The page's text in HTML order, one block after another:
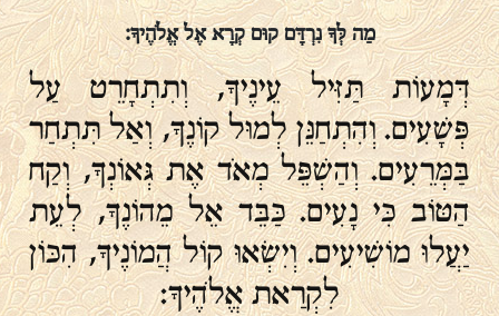
מַה לְּךָ נִרְדָּם קוּם קְרָא אֶל אֱלֹהֶיךָ:
דְּמָעוֹת תַּזִּיל עֵינֶיךָ, וְתִתְחָרֵט עַל
פְּשָׁעִים. וְהִתְחַנֵּן לְמוּל קוֹנֶךָ, וְאַל תִּתְחַר
בַּמְּרֵעִים. וְהַשְׁפֵּל מְאֹד אֶת גְּאוֹנְךָ, וְקַח
הַטּוֹב כִּי נָעִים. כַּבֵּד אֵל מֵהוֹנֶךָ, לְעֵת
יַעֲלוּ מוֹשִׁיעִים. וְיִשְׂאוּ קוֹל הֲמוֹנֶיךָ, הִכּוֹן
לִקְרַאת אֱלֹהֶיךָ: